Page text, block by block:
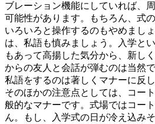
ブレーション機能にしていれば、
可能性があります。もちろん、式
いろいろと操作するのもやめまし
は、私語も慎みましょう。入学と
もあって高揚した気分から、新し
からの友人と会話が弾むのは当然
私語をするのは著しくマナーに反し
そのほかの注意点としては、コー
般的なマナーです。式場ではコー
ん。もし、入学式の日が冷え込み